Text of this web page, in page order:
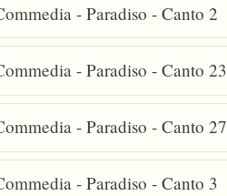
- Paradiso - Canto 2
- Paradiso - Canto 23
- Paradiso - Canto 27
- Paradiso - Canto 3